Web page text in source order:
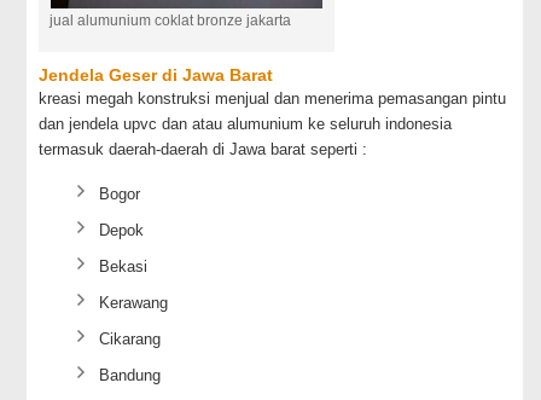
jual alumunium coklat bronze jakarta
Jendela Geser di Jawa Barat
kreasi megah konstruksi menjual dan menerima pemasangan pintu
dan jendela upvc dan atau alumunium ke seluruh indonesia
termasuk daerah-daerah di Jawa barat seperti :
Bogor
Depok
Bekasi
Kerawang
Cikarang
Bandung